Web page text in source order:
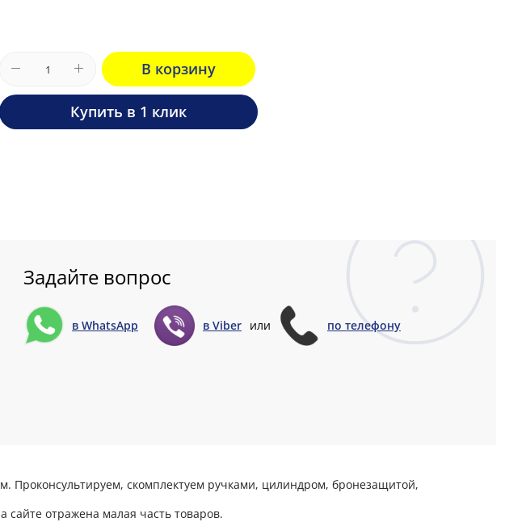
В корзину
Купить в 1 клик
Задайте вопрос
в WhatsApp в Viber или по телефону
Проконсультируем, скомплектуем ручками, цилиндром, бронезащитой,
отражена малая часть товаров.